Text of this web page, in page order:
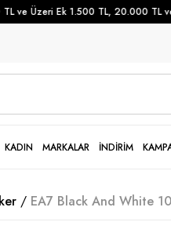
ve Üzeri Ek 1.500 TL, 20.000 TL ve
KADIN MARKALAR İNDİRİM
EA7 Black And White